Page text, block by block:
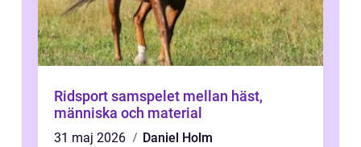
Ridsport samspelet mellan häst,
människa och material
31 maj 2026
Daniel Holm